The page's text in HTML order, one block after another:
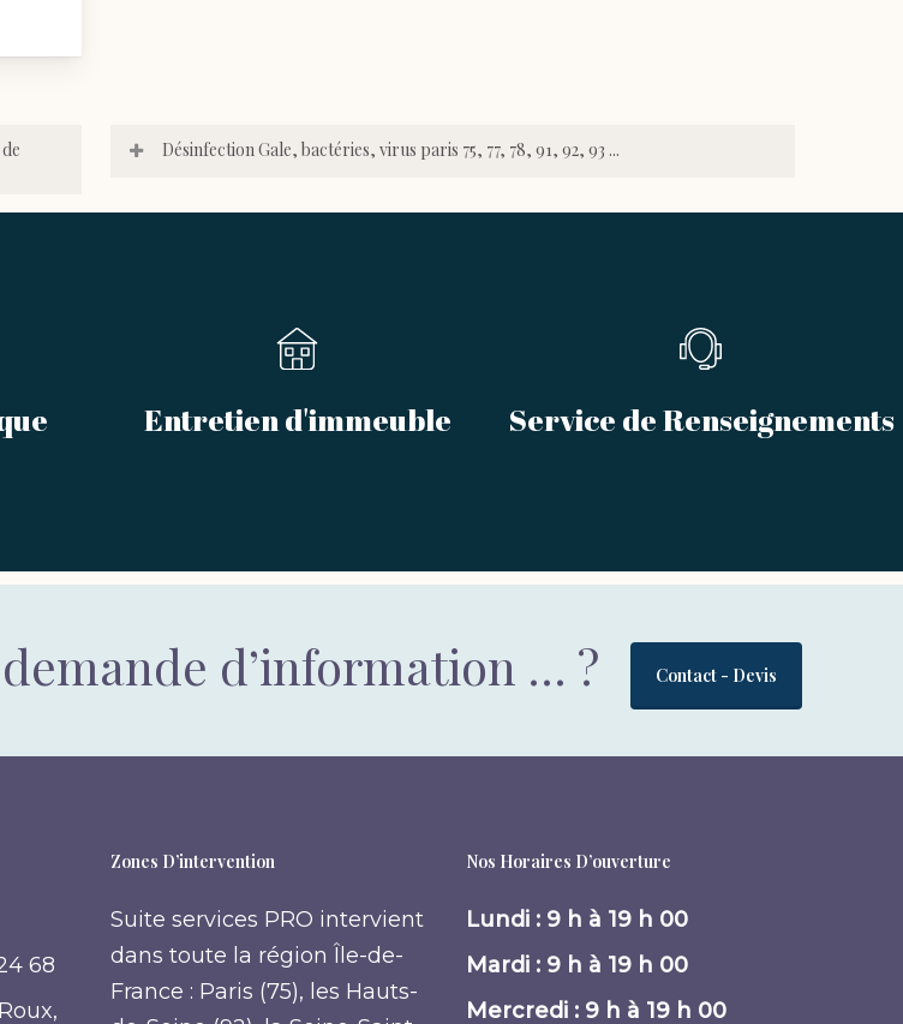
Désinfection Gale, bactéries, virus paris 75, 77, 78, 91, 92, 93 ...
Entretien d'immeuble Service de Renseignements
d’information … ? Contact - Devis
68
Zones D’intervention
Suite services PRO intervient
dans toute la région Île-de-
France : Paris (75), les Hauts-
Nos Horaires D’ouverture
Lundi : 9 h à 19 h 00
Mardi : 9 h à 19 h 00
Mercredi : 9 h à 19 h 00